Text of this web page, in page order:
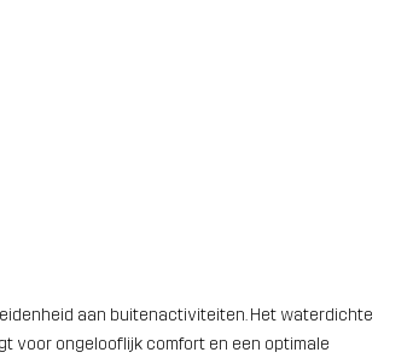
aan buitenactiviteiten. Het waterdichte
voor ongelooflijk comfort en een optimale